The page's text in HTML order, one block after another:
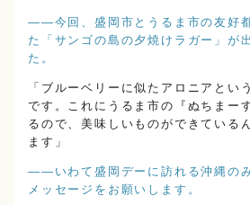
――今回、盛岡市とうるま市の友好
た「サンゴの島の夕焼けラガー」が
た。
「ブルーベリーに似たアロニアとい
です。これにうるま市の『ぬちまー
るので、美味しいものができている
ます」
――いわて盛岡デーに訪れる沖縄の
メッセージをお願いします。